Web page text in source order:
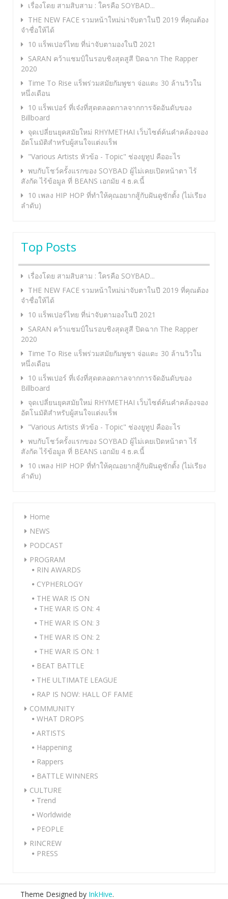
เรื่องโดย สามสิบสาม : ใครคือ SOYBAD...
THE NEW FACE รวมหน้าใหม่น่าจับตาในปี 2019 ที่คุณต้อง
จำชื่อให้ได้
10 แร็พเปอร์ไทย ที่น่าจับตามองในปี 2021
SARAN คว้าแชมป์ในรอบชิงสุดสูสี ปิดฉาก The Rapper
2020
Time To Rise แร็พร่วมสมัยกัมพูชา จ่อแตะ 30 ล้านวิวใน
หนึ่งเดือน
10 แร็พเปอร์ ที่เจ๋งที่สุดตลอดกาลจากการจัดอันดับของ
Billboard
จุดเปลี่ยนยุคสมัยใหม่ RHYMETHAI เว็บไซต์ค้นคำคล้องจอง
อัตโนมัติสำหรับผู้สนใจแต่งแร็พ
"Various Artists หัวข้อ - Topic" ช่องยูทูป คืออะไร
พบกับโชว์ครั้งแรกของ SOYBAD ผู้ไม่เคยเปิดหน้าตา ไร้
สังกัด ไร้ข้อมูล ที่ BEANS เอกมัย 4 ธ.ค.นี้
10 เพลง HIP HOP ที่ทำให้คุณอยากสู้กับฝันดูซักตั้ง (ไม่เรียง
ลำดับ)
Top Posts
เรื่องโดย สามสิบสาม : ใครคือ SOYBAD...
THE NEW FACE รวมหน้าใหม่น่าจับตาในปี 2019 ที่คุณต้อง
จำชื่อให้ได้
10 แร็พเปอร์ไทย ที่น่าจับตามองในปี 2021
SARAN คว้าแชมป์ในรอบชิงสุดสูสี ปิดฉาก The Rapper
2020
Time To Rise แร็พร่วมสมัยกัมพูชา จ่อแตะ 30 ล้านวิวใน
หนึ่งเดือน
10 แร็พเปอร์ ที่เจ๋งที่สุดตลอดกาลจากการจัดอันดับของ
Billboard
จุดเปลี่ยนยุคสมัยใหม่ RHYMETHAI เว็บไซต์ค้นคำคล้องจอง
อัตโนมัติสำหรับผู้สนใจแต่งแร็พ
"Various Artists หัวข้อ - Topic" ช่องยูทูป คืออะไร
พบกับโชว์ครั้งแรกของ SOYBAD ผู้ไม่เคยเปิดหน้าตา ไร้
สังกัด ไร้ข้อมูล ที่ BEANS เอกมัย 4 ธ.ค.นี้
10 เพลง HIP HOP ที่ทำให้คุณอยากสู้กับฝันดูซักตั้ง (ไม่เรียง
ลำดับ)
Home
NEWS
PODCAST
PROGRAM
RIN AWARDS
CYPHERLOGY
THE WAR IS ON
THE WAR IS ON: 4
THE WAR IS ON: 3
THE WAR IS ON: 2
THE WAR IS ON: 1
BEAT BATTLE
THE ULTIMATE LEAGUE
RAP IS NOW: HALL OF FAME
COMMUNITY
WHAT DROPS
ARTISTS
Happening
Rappers
BATTLE WINNERS
CULTURE
Trend
Worldwide
PEOPLE
RINCREW
PRESS
Theme Designed by InkHive.